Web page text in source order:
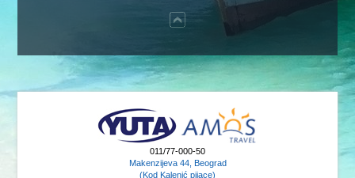
011/77-000-50
Makenzijeva 44, Beograd
(Kod Kalenić pijace)